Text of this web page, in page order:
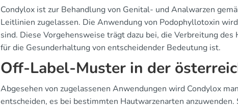
Condylox ist zur Behandlung von Genital- und Analwarzen
Leitlinien zugelassen. Die Anwendung von Podophyllotoxin
sind. Diese Vorgehensweise trägt dazu bei, die Verbreitung
für die Gesunderhaltung von entscheidender Bedeutung ist.
Off-Label-Muster in der
Abgesehen von zugelassenen Anwendungen wird Condylox
entscheiden, es bei bestimmten Hautwarzenarten